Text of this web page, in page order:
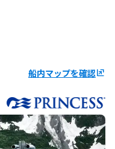
船内マップを確認ungroup